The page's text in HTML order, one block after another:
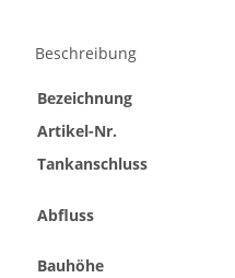
Beschreibung
Bezeichnung
Artikel-Nr.
Tankanschluss
Abfluss
Bauhöhe